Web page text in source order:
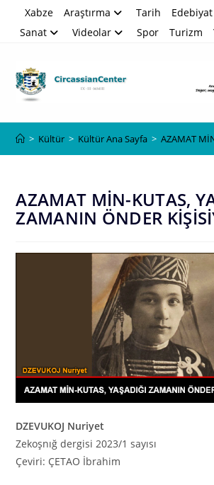
Xabze Araştırma Tarih Edebiyat
Sanat
Videolar Spor Turizm
> Kültür > Kültür Ana Sayfa > AZAMAT
AZAMAT MİN-KUTAS,
ZAMANIN ÖNDER
DZEVUKOJ Nuriyet
Zekoşnığ dergisi 2023/1 sayısı
Çeviri: ÇETAO İbrahim